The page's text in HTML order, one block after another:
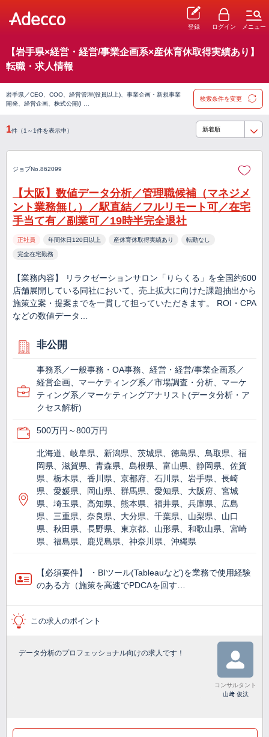
登録 ログイン メニュー
【岩手県×経営・経営/事業企画系×産休育休取得実績あり】
転職・求人情報
岩手県／CEO、COO、経営管理(役員以上)、事業企画・新規事業
開発、経営企画、株式公開(I …
検索条件を変更
1件（1～1件を表示中）
ジョブNo.862099
【大阪】数値データ分析／管理職候補（マネジメ
ント業務無し）／駅直結／フルリモート可／在宅
手当て有／副業可／19時半完全退社
正社員 年間休日120日以上 産休育休取得実績あり 転勤なし
完全在宅勤務
【業務内容】 リラクゼーションサロン「りらくる」を全国約600
店舗展開している同社において、売上拡大に向けた課題抽出から
施策立案・提案までを一貫して担っていただきます。 ROI・CPA
などの数値データ…
非公開
事務系／一般事務・OA事務、経営・経営/事業企画系／
経営企画、マーケティング系／市場調査・分析、マーケ
ティング系／マーケティングアナリスト(データ分析・ア
クセス解析)
500万円～800万円
北海道、岐阜県、新潟県、茨城県、徳島県、鳥取県、福
岡県、滋賀県、青森県、島根県、富山県、静岡県、佐賀
県、栃木県、香川県、京都府、石川県、岩手県、長崎
県、愛媛県、岡山県、群馬県、愛知県、大阪府、宮城
県、埼玉県、高知県、熊本県、福井県、兵庫県、広島
県、三重県、奈良県、大分県、千葉県、山梨県、山口
県、秋田県、長野県、東京都、山形県、和歌山県、宮崎
県、福島県、鹿児島県、神奈川県、沖縄県
【必須要件】 ・BIツール(Tableauなど)を業務で使⽤経験
のある方（施策を高速でPDCAを回す…
この求人のポイント
データ分析のプロフェッショナル向けの求人です！
コンサルタント
山﨑 俊汰